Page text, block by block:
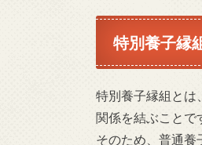
特別養子縁
特別養子縁組とは
関係を結ぶことで
そのため、普通養